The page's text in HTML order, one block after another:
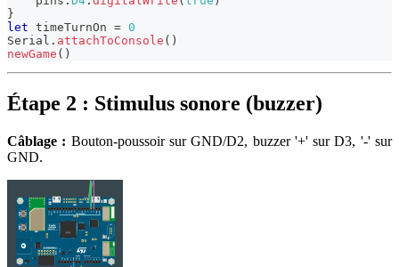
}
let timeTurnOn = 0
Serial . attachToConsole ( )
newGame ( )
Étape 2 : Stimulus sonore (buzzer)
Câblage : Bouton-poussoir sur GND/D2, buzzer '+' sur D3, '-' sur
GND.